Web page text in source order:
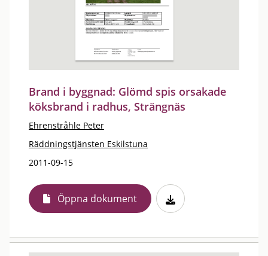
Brand i byggnad: Glömd spis orsakade
köksbrand i radhus, Strängnäs
Ehrenstråhle Peter
Räddningstjänsten Eskilstuna
2011-09-15
Öppna dokument